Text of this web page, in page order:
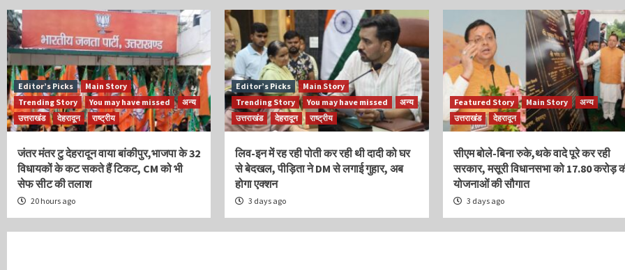
Editor’s Picks
Main Story
Trending Story
You may have missed
अन्य
उत्तराखंड
देहरादून राष्ट्रीय
जंतर मंतर टु देहरादून वाया बांकीपुर,भाजपा के 32
विधायकों के कट सकते हैं टिकट, CM को भी
सेफ सीट की तलाश
20 hours ago
Editor’s Picks
Main Story
Trending Story
You may have missed
अन्य
उत्तराखंड
देहरादून राष्ट्रीय
लिव-इन में रह रही पोती कर रही थी दादी को घर
से बेदखल, पीड़िता ने DM से लगाई गुहार, अब
होगा एक्शन
3 days ago
Featured Story Main Story
अन्य
उत्तराखंड
देहरादून
सीएम बोले-बिना रुके,थके वादे पूरे कर रही
सरकार, मसूरी विधानसभा को 17.80 करोड़
योजनाओं की सौगात
3 days ago